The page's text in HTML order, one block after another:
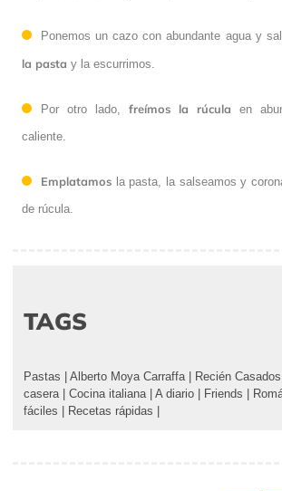
Ponemos un cazo con abundante agua y
la pasta y la escurrimos.
Por otro lado, freímos la rúcula en
caliente.
Emplatamos la pasta, la salseamos y
de rúcula.
TAGS
Pastas Alberto Moya Carraffa| Recién Casados
casera| Cocina italiana| A diario Friends
fáciles
Recetas rápidas